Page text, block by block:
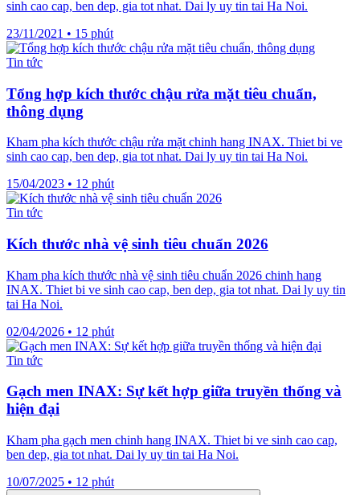
sinh cao cap, ben dep, gia tot nhat. Dai ly uy tin tai Ha Noi.
23/11/2021 • 15 phút
Tin tức
Tổng hợp kích thước chậu rửa mặt tiêu chuẩn,
thông dụng
Kham pha kích thước chậu rửa mặt chinh hang INAX. Thiet bi ve
sinh cao cap, ben dep, gia tot nhat. Dai ly uy tin tai Ha Noi.
15/04/2023 • 12 phút
Tin tức
Kích thước nhà vệ sinh tiêu chuẩn 2026
Kham pha kích thước nhà vệ sinh tiêu chuẩn 2026 chinh hang
INAX. Thiet bi ve sinh cao cap, ben dep, gia tot nhat. Dai ly uy tin
tai Ha Noi.
02/04/2026 • 12 phút
Tin tức
Gạch men INAX: Sự kết hợp giữa truyền thống và
hiện đại
Kham pha gạch men chinh hang INAX. Thiet bi ve sinh cao cap,
ben dep, gia tot nhat. Dai ly uy tin tai Ha Noi.
10/07/2025 • 12 phút